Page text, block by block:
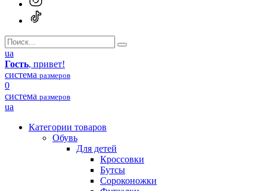
ua
Гость, привет!
система размеров
0
система размеров
ua
Категории товаров
Обувь
Для детей
Кроссовки
Бутсы
Сороконожки